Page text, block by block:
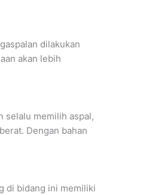
dilakukan
akan lebih
selalu memilih aspal,
Dengan bahan
di bidang ini memiliki